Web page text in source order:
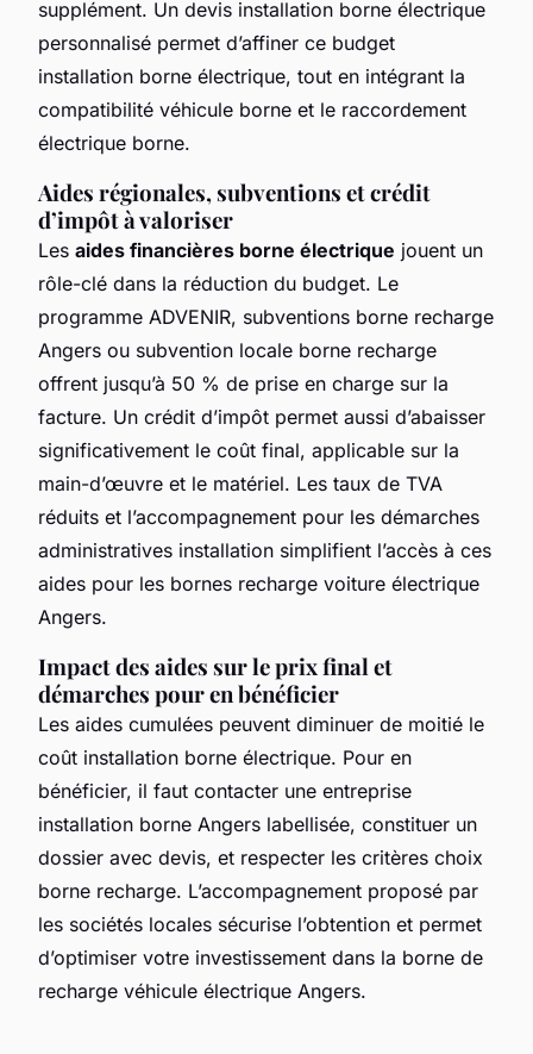
supplément. Un devis installation borne électrique
personnalisé permet d’affiner ce budget
installation borne électrique, tout en intégrant la
compatibilité véhicule borne et le raccordement
électrique borne.
Aides régionales, subventions et crédit
d’impôt à valoriser
Les aides financières borne électrique jouent un
rôle-clé dans la réduction du budget. Le
programme ADVENIR, subventions borne recharge
Angers ou subvention locale borne recharge
offrent jusqu’à 50 % de prise en charge sur la
facture. Un crédit d’impôt permet aussi d’abaisser
significativement le coût final, applicable sur la
main-d’œuvre et le matériel. Les taux de TVA
réduits et l’accompagnement pour les démarches
administratives installation simplifient l’accès à ces
aides pour les bornes recharge voiture électrique
Angers.
Impact des aides sur le prix final et
démarches pour en bénéficier
Les aides cumulées peuvent diminuer de moitié le
coût installation borne électrique. Pour en
bénéficier, il faut contacter une entreprise
installation borne Angers labellisée, constituer un
dossier avec devis, et respecter les critères choix
borne recharge. L’accompagnement proposé par
les sociétés locales sécurise l’obtention et permet
d’optimiser votre investissement dans la borne de
recharge véhicule électrique Angers.